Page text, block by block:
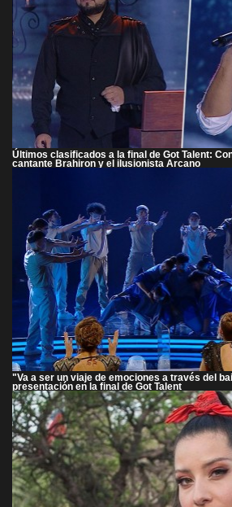
Últimos clasificados a la final de Got Talent:
cantante Brahiron y el ilusionista Arcano
"Va a ser un viaje de emociones a través del
presentación en la final de Got Talent